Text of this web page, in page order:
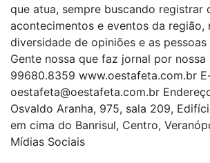
que atua, sempre buscando registrar
acontecimentos e eventos da região,
diversidade de opiniões e as
Gente nossa que faz jornal por nossa
99680.8359 www.oestafeta.com.br
oestafeta@oestafeta.com.br
Osvaldo Aranha, 975, sala 209,
em cima do Banrisul, Centro,
Mídias Sociais